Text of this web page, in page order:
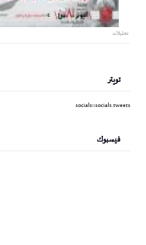
تحليلات
تويتر
socials::socials.tweets
فيسبوك